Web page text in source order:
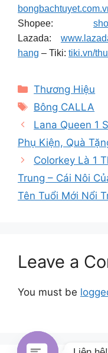
Shopee:
Lazada:
hang – Tiki: tiki.vn/
Categories
Thương Hiệu
Tags
Bông CALLA
Lana Queen 1
Phụ Kiện, Quà
Colorkey Là 1
Trung – Cái Nôi
Tên Tuổi Mới Nổi
Leave a
You must be